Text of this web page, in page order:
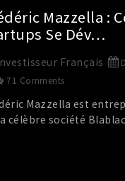
Mazzella :
Se Dév…
Français
71 Comments
Mazzella est
célèbre société